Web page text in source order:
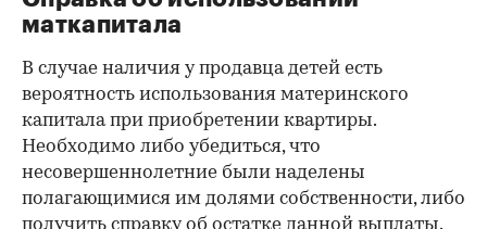
маткапитала
В случае наличия у продавца детей есть
вероятность использования материнского
капитала при приобретении квартиры.
Необходимо либо убедиться, что
несовершеннолетние были наделены
полагающимися им долями собственности, либо
получить справку об остатке данной выплаты.